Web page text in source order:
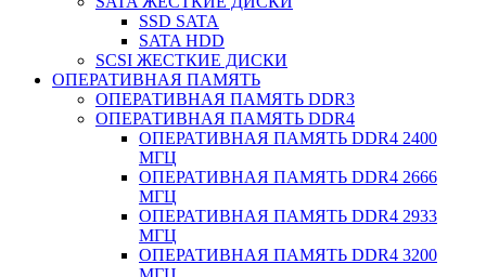
SSD SATA
SATA HDD
SCSI ЖЕСТКИЕ ДИСКИ
ОПЕРАТИВНАЯ ПАМЯТЬ
ОПЕРАТИВНАЯ ПАМЯТЬ DDR3
ОПЕРАТИВНАЯ ПАМЯТЬ DDR4
ОПЕРАТИВНАЯ ПАМЯТЬ DDR4 2400
МГЦ
ОПЕРАТИВНАЯ ПАМЯТЬ DDR4 2666
МГЦ
ОПЕРАТИВНАЯ ПАМЯТЬ DDR4 2933
МГЦ
ОПЕРАТИВНАЯ ПАМЯТЬ DDR4 3200